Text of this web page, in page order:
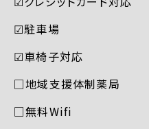
☑︎駐車場
☑︎車椅子対応
□地域支援体制薬局
□無料Wifi